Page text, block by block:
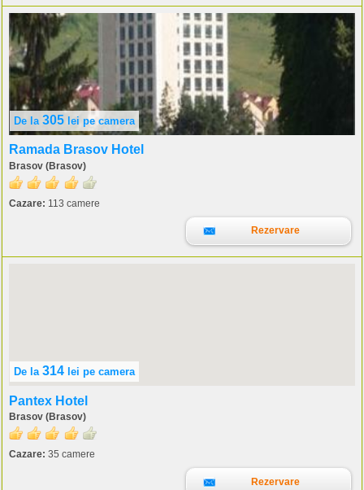
De la 305 lei pe camera
Ramada Brasov Hotel
Brasov (Brasov)
Cazare: 113 camere
Rezervare
De la 314 lei pe camera
Pantex Hotel
Brasov (Brasov)
Cazare: 35 camere
Rezervare